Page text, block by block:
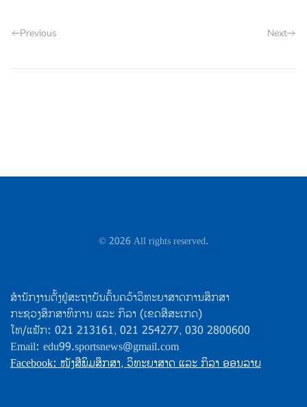
Previous Next
© 2026All rights reserved.
ສຳນັກງານຕັ້ງຢູ່ສະຖາບັນຄົ້ນຄວ້າວິທະຍາສາດການສຶກສາ
ກະຊວງສຶກສາທິການ ແລະ ກິລາ (ເຂດສີສະເກດ)
ໂທ/ແຟັກ: 021 213161, 021 254277, 030 2800600
Email: edu99.sportsnews@gmail.com
Facebook: ໜັງສືພິມສຶກສາ, ວິທະຍາສາດ ແລະ ກິລາ ອອນລາຍ